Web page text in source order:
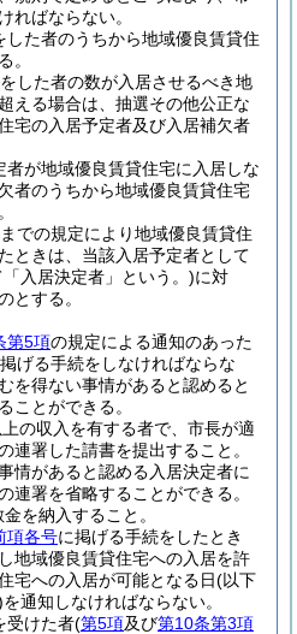
ればならない。
した者のうちから地域優良賃貸住
。
した者の数が入居させるべき地
える場合は、抽選その他公正な
宅の入居予定者及び入居補欠者
者が地域優良賃貸住宅に入居しな
者のうちから地域優良賃貸住宅
までの規定により地域優良賃貸住
ときは、当該入居予定者として
入居決定者」という。)に対
とする。
第5項の規定による通知のあった
げる手続をしなければならな
を得ない事情があると認めると
ことができる。
の収入を有する者で、市長が適
連署した請書を提出すること。
情があると認める入居決定者に
連署を省略することができる。
を納入すること。
項各号に掲げる手続をしたとき
地域優良賃貸住宅への入居を許
宅への入居が可能となる日(以下
を通知しなければならない。
受けた者(第5項及び第10条第3項